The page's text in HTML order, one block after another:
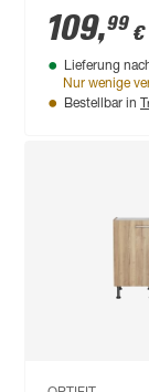
Ingvar420'
matt 100 x
cm
109,99 €
Lieferung
Nur wenige
Bestellbar in